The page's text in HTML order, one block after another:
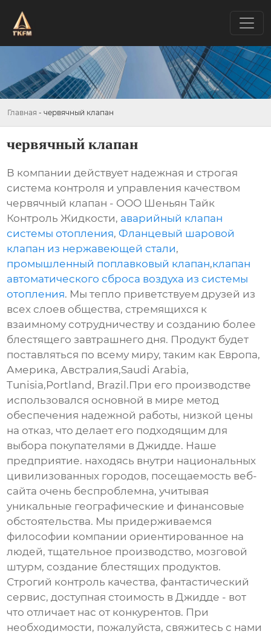
Главная - червячный клапан
червячный клапан
В компании действует надежная и строгая
система контроля и управления качеством
червячный клапан - ООО Шеньян Тайк
Контроль Жидкости, аварийный клапан
системы отопления,Фланцевый шаровой
клапан из нержавеющей стали,
промышленный поплавковый клапан,клапан
автоматического сброса воздуха из системы
отопления. Мы тепло приветствуем друзей из
всех слоев общества, стремящихся к
взаимному сотрудничеству и созданию более
блестящего завтрашнего дня. Продукт будет
поставляться по всему миру, таким как Европа,
Америка, Австралия,Saudi Arabia,
Tunisia,Portland, Brazil.При его производстве
использовался основной в мире метод
обеспечения надежной работы, низкой цены
на отказ, что делает его подходящим для
выбора покупателями в Джидде. Наше
предприятие. находясь внутри национальных
цивилизованных городов, посещаемость веб-
сайта очень беспроблемна, учитывая
уникальные географические и финансовые
обстоятельства. Мы придерживаемся
философии компании ориентированное на
людей, тщательное производство, мозговой
штурм, создание блестящих продуктов.
Строгий контроль качества, фантастический
сервис, доступная стоимость в Джидде - вот
что отличает нас от конкурентов. При
необходимости, пожалуйста, свяжитесь с нами